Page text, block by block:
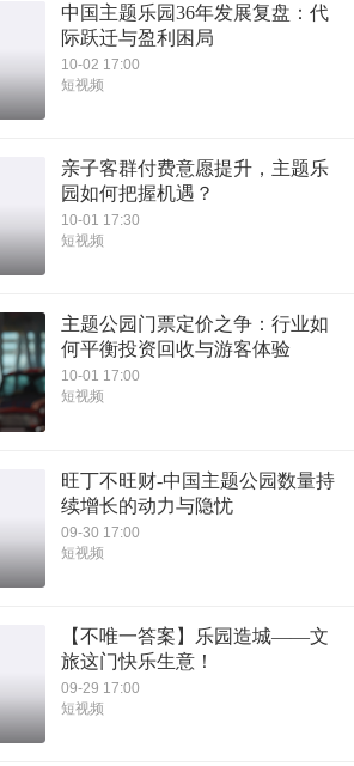
中国主题乐园36年发展复盘：代
际跃迁与盈利困局
10-02 17:00
短视频
亲子客群付费意愿提升，主题乐
园如何把握机遇？
10-01 17:30
短视频
主题公园门票定价之争：行业如
何平衡投资回收与游客体验
10-01 17:00
短视频
旺丁不旺财-中国主题公园数量持
续增长的动力与隐忧
09-30 17:00
短视频
【不唯一答案】乐园造城——文
旅这门快乐生意！
09-29 17:00
短视频